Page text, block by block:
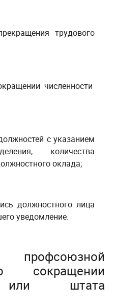
трудового
численности
с указанием
количества
оклада;
должностного лица
уведомление.
сокращении
или штата